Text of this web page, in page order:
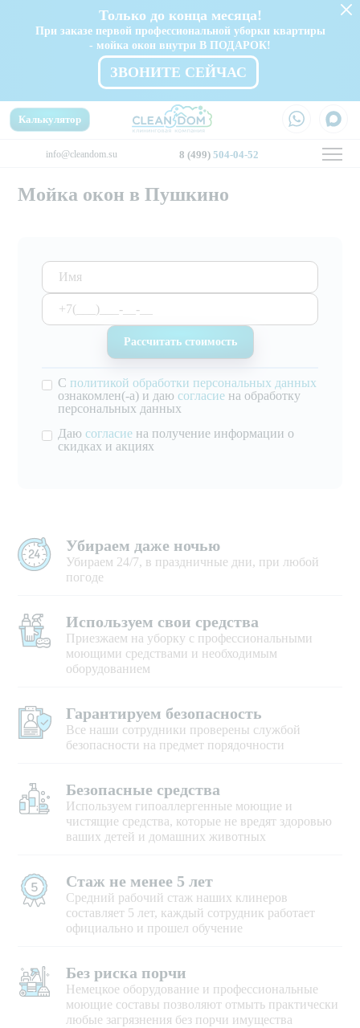
Только до конца месяца!
При заказе первой профессиональной уборки квартиры
- мойка окон внутри В ПОДАРОК!
ЗВОНИТЕ СЕЙЧАС
info@cleandom.su 8 (499) 504-04-52
Калькулятор
Мойка окон в Пушкино
С политикой обработки персональных данных
ознакомлен(-а) и даю согласие на обработку
персональных данных
Даю согласие на получение информации о
скидках и акциях
Убираем даже ночью
Убираем 24/7, в праздничные дни, при любой
погоде
Используем свои средства
Приезжаем на уборку с профессиональными
моющими средствами и необходимым
оборудованием
Гарантируем безопасность
Все наши сотрудники проверены службой
безопасности на предмет порядочности
Безопасные средства
Используем гипоаллергенные моющие и
чистящие средства, которые не вредят здоровью
ваших детей и домашних животных
Стаж не менее 5 лет
Средний рабочий стаж наших клинеров
составляет 5 лет, каждый сотрудник работает
официально и прошел обучение
Без риска порчи
Немецкое оборудование и профессиональные
моющие составы позволяют отмыть практически
любые загрязнения без порчи имущества